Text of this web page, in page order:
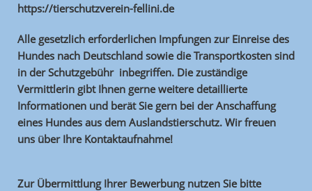
https://tierschutzverein-fellini.de
Alle gesetzlich erforderlichen Impfungen zur Einreise des
Hundes nach Deutschland sowie die Transportkosten sind
in der Schutzgebühr inbegriffen. Die zuständige
Vermittlerin gibt Ihnen gerne weitere detaillierte
Informationen und berät Sie gern bei der Anschaffung
eines Hundes aus dem Auslandstierschutz. Wir freuen
uns über Ihre Kontaktaufnahme!
Zur Übermittlung Ihrer Bewerbung nutzen Sie bitte